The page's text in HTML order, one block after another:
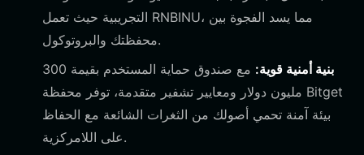
التجريبية حيث تعمل RNBINU، مما يسد الفجوة بين
محفظتك والبروتوكول.
بنية أمنية قوية:
مع صندوق حماية المستخدم بقيمة 300
مليون دولار ومعايير تشفير متقدمة، توفر محفظة Bitget
بيئة آمنة تحمي أصولك من الثغرات الشائعة مع الحفاظ
على اللامركزية.